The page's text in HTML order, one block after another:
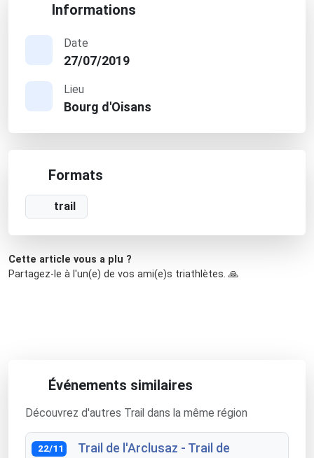
Informations
Date
27/07/2019
Lieu
Bourg d'Oisans
Formats
trail
Cette article vous a plu ?
Partagez-le à l'un(e) de vos ami(e)s triathlètes. 🙏
Événements similaires
Découvrez d'autres Trail dans la même région
22/11
Trail de l'Arclusaz - Trail de